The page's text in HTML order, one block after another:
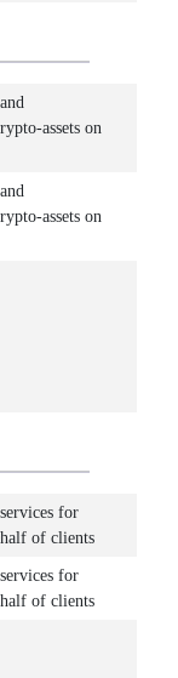
assets on
assets on
for
of clients
for
of clients